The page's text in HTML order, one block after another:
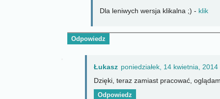
Dla leniwych wersja klikalna ;) - klik
Odpowiedz
Łukasz poniedziałek, 14 kwietnia, 2014
Dzięki, teraz zamiast pracować,
Odpowiedz